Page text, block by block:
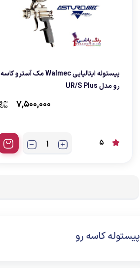
پیستوله ایتالیایی Walmec مک آسترو کاسه
رو مدل UR/S Plus
7,500,000
5
پیستوله کاسه رو